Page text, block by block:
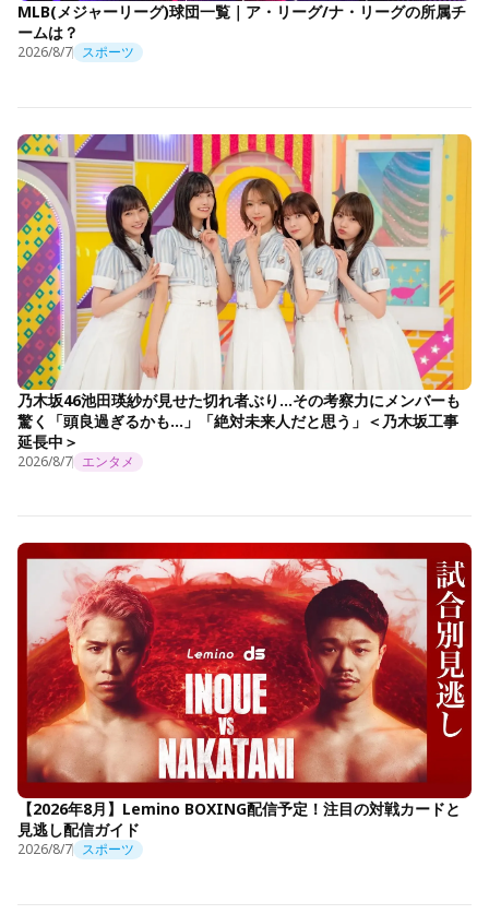
MLB(メジャーリーグ)球団一覧｜ア・リーグ/ナ・リーグの所属チ
ームは？
2026/8/7 スポーツ
乃木坂46池田瑛紗が見せた切れ者ぶり…その考察力にメンバーも
驚く「頭良過ぎるかも…」「絶対未来人だと思う」＜乃木坂工事
延長中＞
2026/8/7 エンタメ
【2026年8月】Lemino BOXING配信予定！注目の対戦カードと
見逃し配信ガイド
2026/8/7 スポーツ